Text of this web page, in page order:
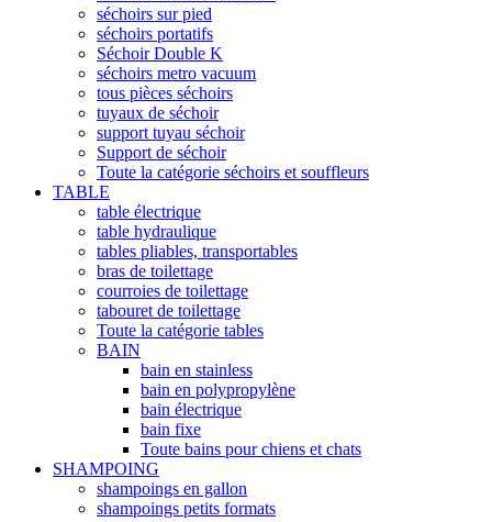
séchoirs sur pied
séchoirs portatifs
Séchoir Double K
séchoirs metro vacuum
tous pièces séchoirs
tuyaux de séchoir
support tuyau séchoir
Support de séchoir
Toute la catégorie séchoirs et souffleurs
TABLE
table électrique
table hydraulique
tables pliables, transportables
bras de toilettage
courroies de toilettage
tabouret de toilettage
Toute la catégorie tables
BAIN
bain en stainless
bain en polypropylène
bain électrique
bain fixe
Toute bains pour chiens et chats
SHAMPOING
shampoings en gallon
shampoings petits formats